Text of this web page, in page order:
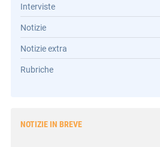
Interviste
Notizie
Notizie extra
Rubriche
NOTIZIE IN BREVE